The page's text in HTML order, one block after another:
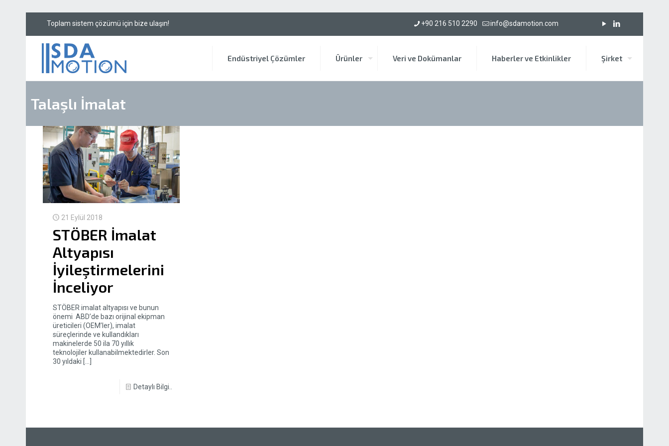
Toplam sistem çözümü için bize ulaşın! +90 216 510 2290 info@sdamotion.com
Endüstriyel Çözümler Ürünler Veri ve Dokümanlar Haberler ve Etkinlikler Şirket
Talaşlı İmalat
21 Eylül 2018
STÖBER İmalat
Altyapısı
İyileştirmelerini
İnceliyor
STÖBER imalat altyapısı ve bunun
önemi ABD’de bazı orijinal ekipman
üreticileri (OEM’ler), imalat
süreçlerinde ve kullandıkları
makinelerde 50 ila 70 yıllık
teknolojiler kullanabilmektedirler. Son
30 yıldaki
Detaylı Bilgi..